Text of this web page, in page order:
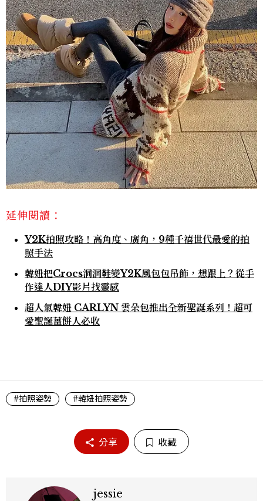
延伸閱讀：
Y2K拍照攻略！高角度、廣角，9種千禧世代最愛的拍
照手法
韓妞把Crocs洞洞鞋變Y2K風包包吊飾，想跟上？從手
作達人DIY影片找靈感
超人氣韓妞 CARLYN 雲朵包推出全新聖誕系列！超可
愛聖誕薑餅人必收
#拍照姿勢 #韓妞拍照姿勢
分享 收藏
jessie